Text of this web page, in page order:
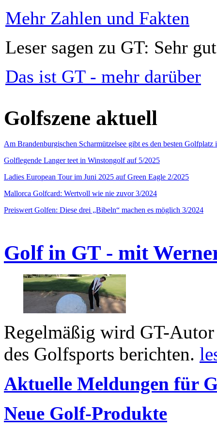
Mehr Zahlen und Fakten
Leser sagen zu GT: Sehr
Das ist GT - mehr darüber
Golfszene aktuell
Am Brandenburgischen Scharmützelsee gibt es den besten
Golflegende Langer teet in Winstongolf auf 5/2025
Ladies European Tour im Juni 2025 auf Green Eagle 2/2025
Mallorca Golfcard: Wertvoll wie nie zuvor 3/2024
Preiswert Golfen: Diese drei „Bibeln“ machen es möglich 3/2024
Golf in GT - mit
Regelmäßig wird GT-
des Golfsports berichten.
Aktuelle Meldungen für
Neue Golf-Produkte